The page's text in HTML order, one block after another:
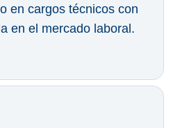
en cargos técnicos con
en el mercado laboral.